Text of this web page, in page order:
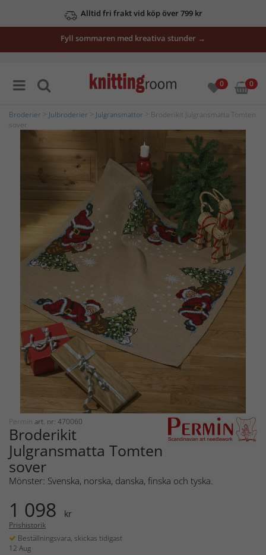
Alltid fri frakt vid köp över 799 kr
Fyll sommaren med kreativa stunder →
0 0
Broderier Julbroderier Julgransmattor > Broderikit Julgransmatta Tomten
sover
Permin art. nr: 470060
Broderikit
Julgransmatta Tomten
sover
Mönster: Svenska, norska, danska, finska och tyska.
1 098 kr
Prishistorik
Beställningsvara, skickas tidigast
12 Aug